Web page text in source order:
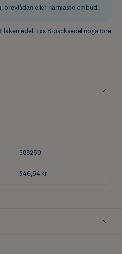
brevlådan eller närmaste ombud.
läkemedel. Läs Bipacksedel noga före
588259
346,54 kr